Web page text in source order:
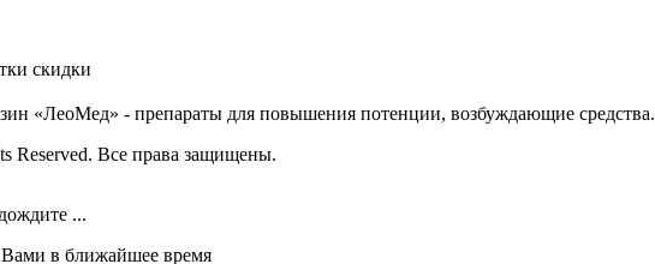
«ЛеоМед» - препараты для повышения потенции, возбуждающие средства.
Reserved. Все права защищены.
...
в ближайшее время